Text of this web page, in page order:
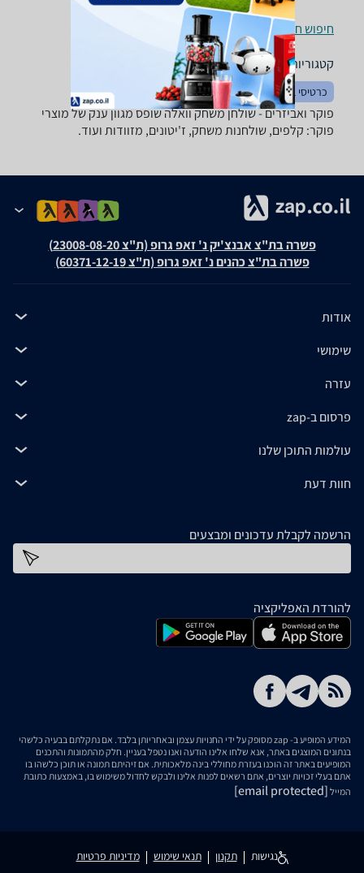
חיפוש חנויות פוקר ואביזרים לפי עיר
קטגוריות משלימות
כרטיסי ברכה
פוקר ואביזרים - ‏שולחן משחק ‏וואלה שופס מגוון ענק של מוצרי
פוקר: קלפים, שולחנות משחק, ז'יטונים, מזוודות ועוד.
פשרה בת"צ אבנצ'יק נ' זאפ גרופ (ת"צ 23008-08-20)
פשרה בת"צ כהנים נ' זאפ גרופ (ת"צ 60371-12-19)
אודות
שימושי
עזרה
פרסום ב-zap
עולמות התוכן שלנו
חוות דעת
הרשמה לקבלת עדכונים ומבצעים
להורדת האפליקציה
המידע המופיע ב- zap מסופק על ידי החנויות עצמן ובאחריותן בלבד. אם נתקלתם בבעיה כלשהי
בנתונים המוצגים באתר, אנא שלחו אלינו הודעה ואנו נטפל בעניין. חלק מהתמונות והתכנים
המופיעים באתר זה הוכנו בעזרת מחוללי בינה מלאכותית. אם זיהיתם תמונה או תוכן כלשהו בו
אתם בעלי זכויות יוצרים, אתם רשאים לפנות אלינו ולבקש לחדול משימוש בו, באמצעות כתובת
המייל [email protected]
נגישות תקנון תנאי שימוש מדיניות פרטיות